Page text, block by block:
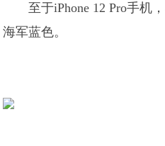
至于iPhone 12 Pro手机
海军蓝色。